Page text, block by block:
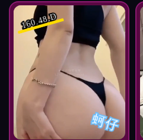
蚵仔
160.48.D